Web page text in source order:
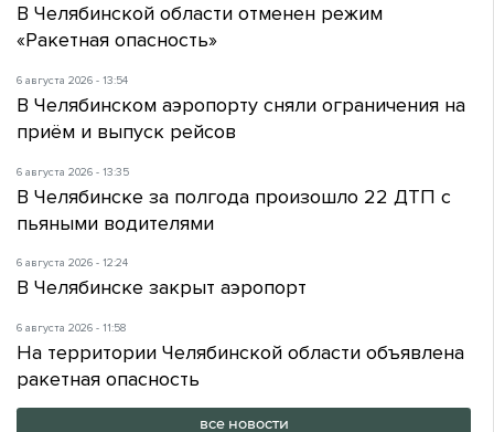
В Челябинской области отменен режим
«Ракетная опасность»
6 августа 2026 - 13:54
В Челябинском аэропорту сняли ограничения на
приём и выпуск рейсов
6 августа 2026 - 13:35
В Челябинске за полгода произошло 22 ДТП с
пьяными водителями
6 августа 2026 - 12:24
В Челябинске закрыт аэропорт
6 августа 2026 - 11:58
На территории Челябинской области объявлена
ракетная опасность
все новости